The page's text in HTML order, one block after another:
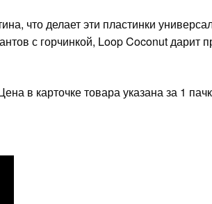
что делает эти пластинки
с горчинкой, Loop Coconut
в карточке товара указана за 1